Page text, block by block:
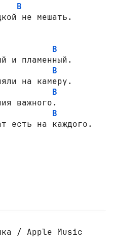
B
не мешать.
B
B
B
B
есть на каждого.
/ Apple Music